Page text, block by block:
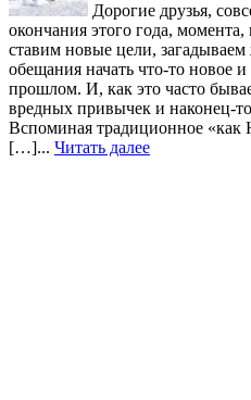
Дорогие друзья,
окончания этого года,
ставим новые цели,
обещания начать что-то новое и
прошлом. И, как это часто
вредных привычек и наконец-
Вспоминая традиционное «как
[…]... Читать далее